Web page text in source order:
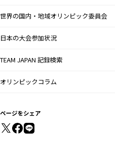
世界の国内・地域オリンピック委員会
日本の大会参加状況
TEAM JAPAN 記録検索
オリンピックコラム
ページをシェア